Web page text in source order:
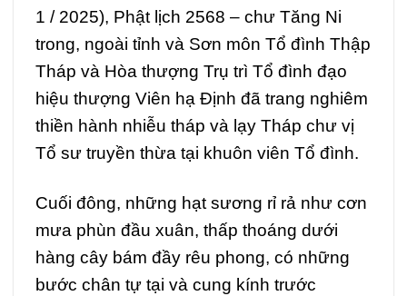
1 / 2025), Phật lịch 2568 – chư Tăng Ni
trong, ngoài tỉnh và Sơn môn Tổ đình Thập
Tháp và Hòa thượng Trụ trì Tổ đình đạo
hiệu thượng Viên hạ Định đã trang nghiêm
thiền hành nhiễu tháp và lạy Tháp chư vị
Tổ sư truyền thừa tại khuôn viên Tổ đình.
Cuối đông, những hạt sương rỉ rả như cơn
mưa phùn đầu xuân, thấp thoáng dưới
hàng cây bám đầy rêu phong, có những
bước chân tự tại và cung kính trước